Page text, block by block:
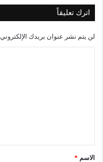
اترك تعليقاً
لن يتم نشر عنوان بريدك الإلكتروني.
الاسم *